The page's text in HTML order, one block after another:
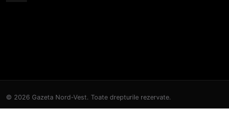
© 2026 Gazeta Nord-Vest. Toate drepturile rezervate.